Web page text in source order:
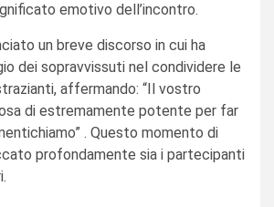
emotivo dell’incontro.
un breve discorso in cui ha
dei sopravvissuti nel condividere le
affermando: “Il vostro
di estremamente potente per far
. Questo momento di
profondamente sia i partecipanti